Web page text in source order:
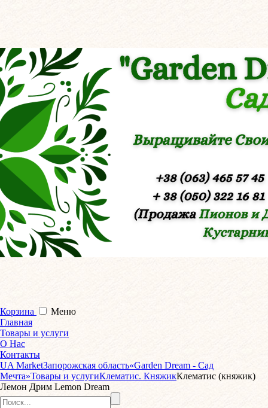
Корзина
Меню
Главная
Товары и услуги
О Нас
Контакты
UA MarketЗапорожская область«Garden Dream - Сад
Мечта»Товары и услугиКлематис. КняжикКлематис (княжик)
Лемон Дрим Lemon Dream